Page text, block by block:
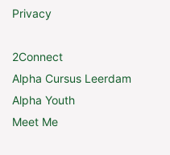
Privacy
2Connect
Alpha Cursus Leerdam
Alpha Youth
Meet Me